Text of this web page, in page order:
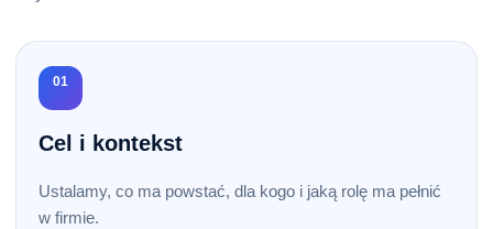
01
Cel i kontekst
Ustalamy, co ma powstać, dla kogo i jaką rolę ma pełnić
w firmie.